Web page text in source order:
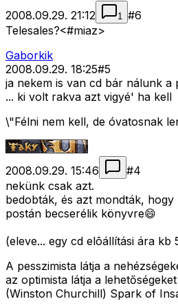
2008.09.29. 21:12 1 #6
Telesales?<#miaz>
Gaborkik
2008.09.29. 18:25#5
ja nekem is van cd bár nálunk
... ki volt rakva azt vigyé' ha kell
\"Félni nem kell, de óvatosnak
2008.09.29. 15:46 #4
nekünk csak azt.
bedobták, és azt mondták,
postán becserélik könyvre😄
(eleve... egy cd elõállítási ára kb
A pesszimista látja a
az optimista látja a
(Winston Churchill) Spark of